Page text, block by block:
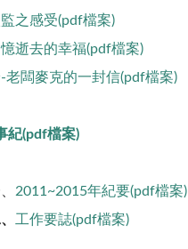
監之感受(pdf檔案)
逝去的幸福(pdf檔案)
老闆麥克的一封信(pdf檔案)
紀(pdf檔案)
2011~2015年紀要(pdf檔案)
工作要誌(pdf檔案)